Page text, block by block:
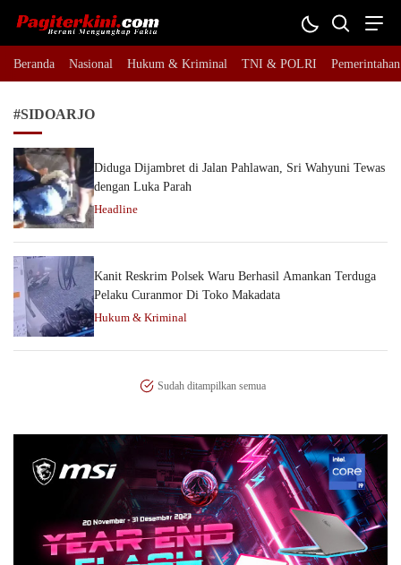
Pagiterkini.com
Berani Mengungkap Fakta
Beranda Nasional Hukum & Kriminal TNI & POLRI Pemerintahan
#SIDOARJO
Diduga Dijambret di Jalan Pahlawan, Sri Wahyuni Tewas
dengan Luka Parah
Headline
Kanit Reskrim Polsek Waru Berhasil Amankan Terduga
Pelaku Curanmor Di Toko Makadata
Hukum & Kriminal
Sudah ditampilkan semua